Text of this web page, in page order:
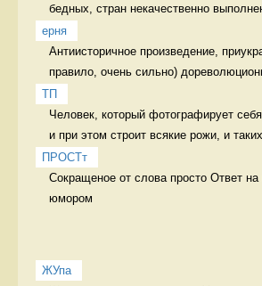
бедных, стран некачественно
ерня
Антиисторичное произведение,
правило, очень сильно)
ТП
Человек, который фотографирует себя
и при этом строит всякие рожи, и
ПРОСТт
Сокращеное от слова просто Ответ на
юмором
ЖУпа